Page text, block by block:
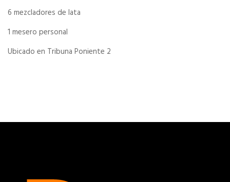
6 mezcladores de lata
1 mesero personal
Ubicado en Tribuna Poniente 2